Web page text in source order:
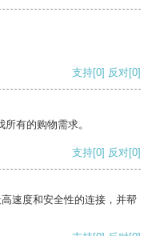
支持[0] 反对[0]
有的购物需求。
支持[0] 反对[0]
速度和安全性的连接，并帮